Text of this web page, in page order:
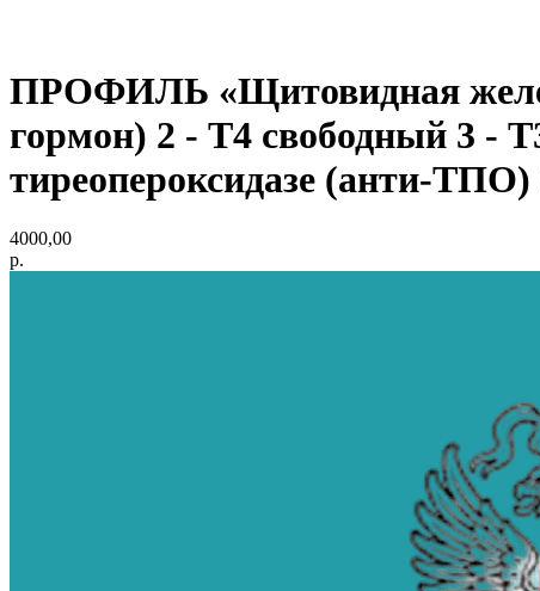
ПРОФИЛЬ «Щитовидная
гормон) 2 - Т4 свободный 3 -
тиреопероксидазе (анти-
4000,00
р.